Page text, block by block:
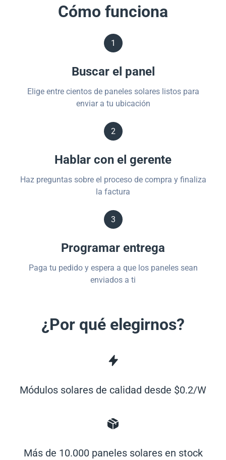
Cómo funciona
1
Buscar el panel
Elige entre cientos de paneles solares listos para
enviar a tu ubicación
2
Hablar con el gerente
Haz preguntas sobre el proceso de compra y finaliza
la factura
3
Programar entrega
Paga tu pedido y espera a que los paneles sean
enviados a ti
¿Por qué elegirnos?
Módulos solares de calidad desde $0.2/W
Más de 10.000 paneles solares en stock